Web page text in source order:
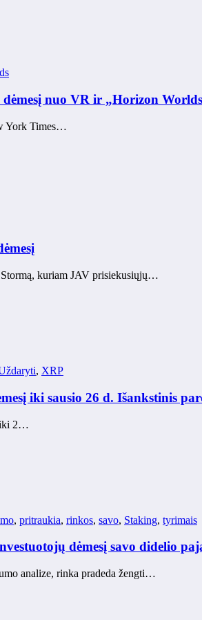
nuo VR ir „Horizon
York Times…
Stormą, kuriam JAV prisiekusiųjų…
, XRP
iki sausio 26 d. Išankstinis
iki 2…
, pritraukia, rinkos, savo, Staking, tyrimais
dėmesį savo didelio
analize, rinka pradeda žengti…